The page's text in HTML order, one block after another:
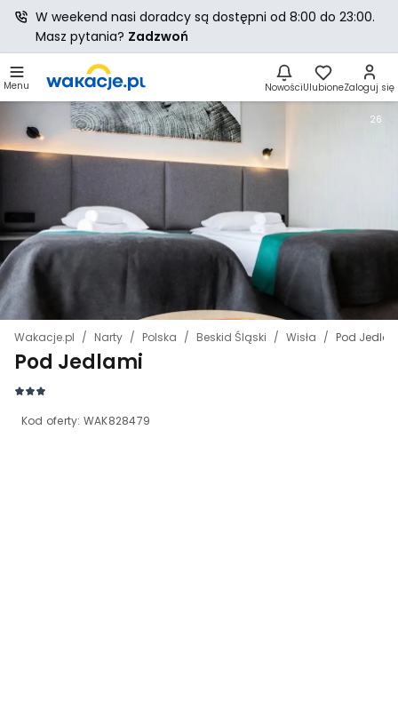
Menu NowościUlubioneZaloguj się
Wakacje.pl Narty Polska Beskid Śląski Wisła Pod
Pod Jedlami
Kod oferty: WAK828479
26
W weekend nasi doradcy są dostępni od 8:00 do 23:00.
Masz pytania? Zadzwoń